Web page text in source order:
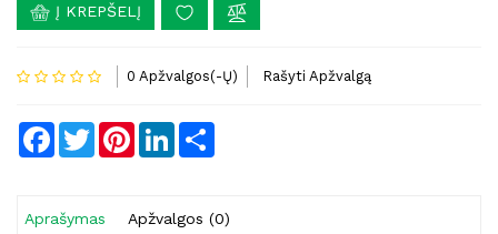
Į KREPŠELĮ
0 Apžvalgos(-Ų) Rašyti Apžvalgą
Facebook
TwitterPinterestLinkedIn
Aprašymas Apžvalgos (0)